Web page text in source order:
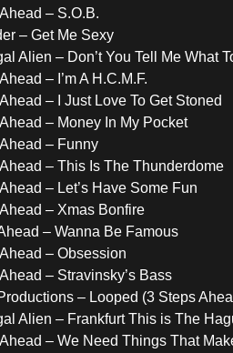
– S.O.B.
– Get Me Sexy
Alien – Don’t You Tell Me What
– I’m A H.C.M.F.
– I Just Love To Get Stoned
– Money In My Pocket
– Funny
– This Is The Thunderdome
– Let’s Have Some Fun
– Xmas Bonfire
– Wanna Be Famous
– Obsession
– Stravinsky’s Bass
– Looped (3 Steps
Alien – Frankfurt This is The
– We Need Things That